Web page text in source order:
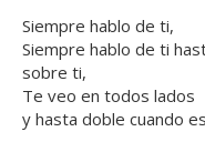
Siempre hablo de ti,
Siempre hablo de ti
sobre ti,
Te veo en todos lados
y hasta doble cuando